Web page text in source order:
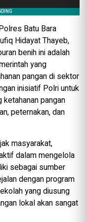
Batu Bara
Hidayat Thayeb,
benih ini adalah
yang
pangan di sektor
inisiatif Polri untuk
pangan
peternakan, dan
masyarakat,
dalam mengelola
sebagai sumber
dengan program
yang diusung
lokal akan sangat